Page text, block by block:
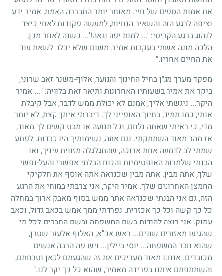
את אמות הספים של חיי. מאוחר יותר התבררה האמת, אמיר ידע
וציפה לרגע הזה והשאיר הנחיות, למעשה פקודות לאחי כיצד
לנהוג ברגע הקריטי: '... למות יפה וגאה!'... כשנה לאחר מכן,
הלכה מונה אשתי בעקבות אמיר, משום שלא יכלה לשאת עוד
את החיים אחריו."
מפקד מערך מג"ן בחיל החינוך והנוער, אלוף-משנה זאב שרוני,
ביקר את אמיר בשעותיו האחרונות ותיאר זאת בלוויה: "... אמיר
היקר... ניגשתי אליך, אמנם לא יכולת ממש לדבר, אבל קיבלת
אותי, כמו תמיד, בחיוך האופייני לך. דיברתי איתך קצת, לא יותר
מדי, כי ראיתי שאתה נלחם, וכל תנועה או מבט קשים לך מאוד,
אז מהר מאוד השתתקתי. וגם אתה, נשימותיך היו כבדות. לפתע
שמתי לב לדמעה אחת ארוכה, שהתגלגלה מזווית עיניך, ואו
הבנתי שלמרות האופטימיות והכוח הבלתי אפשרי והעל-נפשי
שלך, אתה מבין. אתה מבין שכנראה אתה אוסף את חלקיקי
החמצן האחרונים שלך. אמיר היקר, אני צרבתי במוחי את הרגע
הזה, גם אני הבנתי שכנראה אתה ממש בסוף מאבק ארוך במחלה
כל כך קשה וכל כך אכזרית. נפרדתי ממך אמש בכאב גדול, וכאב
עמוק. אני רוצה להודות בשם המשפחה ובשם החברים לכל מי
שהגיעו מאזורים שונים... ראש אכ"א, האלוף אלעזר שטרן,
שהוא חבר המשפחה... יוסי ביילין... ויש פה הרבה אנשים
מכובדים. אנחנו מאוד מעריכים את זה שהגעתם לכאן וטרחתם,
והשתתפתם איתנו בפרידה מאמיר, שהוא כל כך יקר לנו."